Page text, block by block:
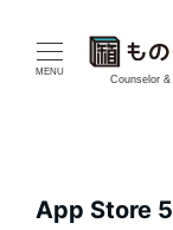
MENU
Counselor
App Store